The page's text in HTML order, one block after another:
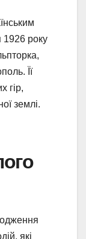
1926 року
Її
гір,
землі.
які